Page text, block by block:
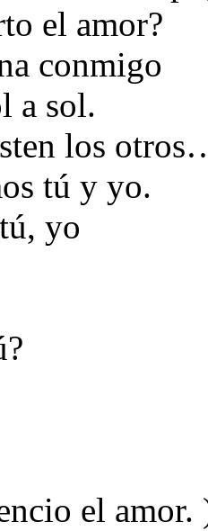
el amor?
conmigo
a sol.
los
tú y yo.
yo
el amor.